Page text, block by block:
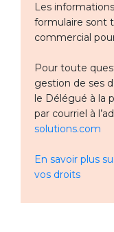
Les
formulaire sont
commercial
Pour toute
gestion de ses
le Délégué à la
par courriel à
solutions.com
En savoir plus
vos droits